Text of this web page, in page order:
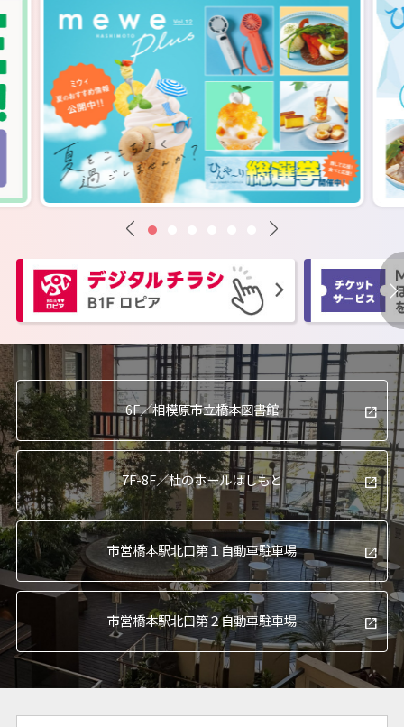
6F／相模原市立橋本図書館
7F-8F／杜のホールはしもと
市営橋本駅北口第１自動車駐車場
市営橋本駅北口第２自動車駐車場